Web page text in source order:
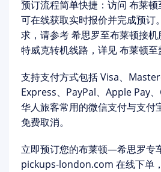
预订流程简单快捷：访问 布莱顿
可在线获取实时报价并完成预订
求，请参考希思罗至布莱顿接机
特威克转机线路 ，详见布莱顿至
支持支付方式包括 Visa、
Express、PayPal、Apple Pay
华人旅客常用的微信支付与支付
免费取消。
立即预订您的布莱顿—希思罗专
pickups-london.com 在线下单